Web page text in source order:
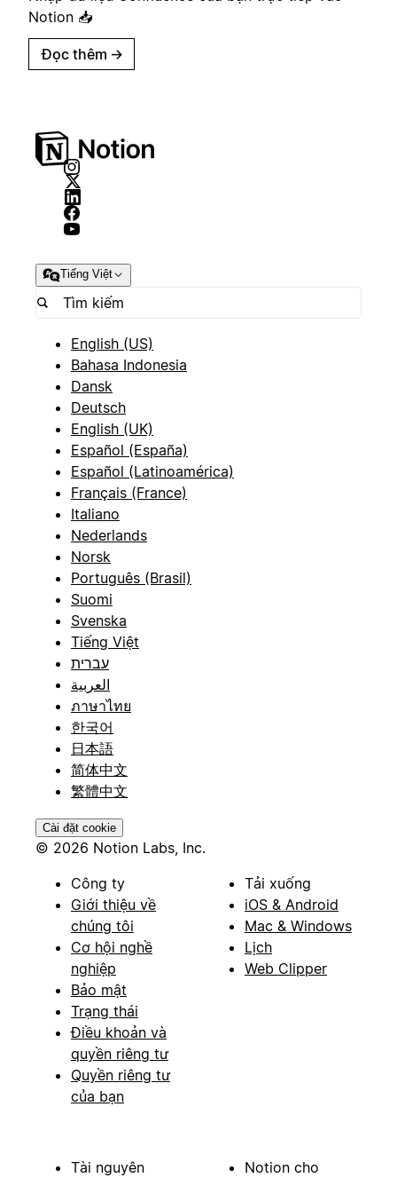
Notion 📥
Đọc thêm →
Tiếng Việt
English (US)
Bahasa Indonesia
Dansk
Deutsch
English (UK)
Español (España)
Español (Latinoamérica)
Français (France)
Italiano
Nederlands
Norsk
Português (Brasil)
Suomi
Svenska
Tiếng Việt
עברית
العربية
ภาษาไทย
한국어
日本語
简体中文
繁體中文
Cài đặt cookie
© 2026 Notion Labs, Inc.
Công ty
Giới thiệu về
chúng tôi
Cơ hội nghề
nghiệp
Bảo mật
Trạng thái
Điều khoản và
quyền riêng tư
Quyền riêng tư
của bạn
Tải xuống
iOS & Android
Mac & Windows
Lịch
Web Clipper
Tài nguyên Notion cho